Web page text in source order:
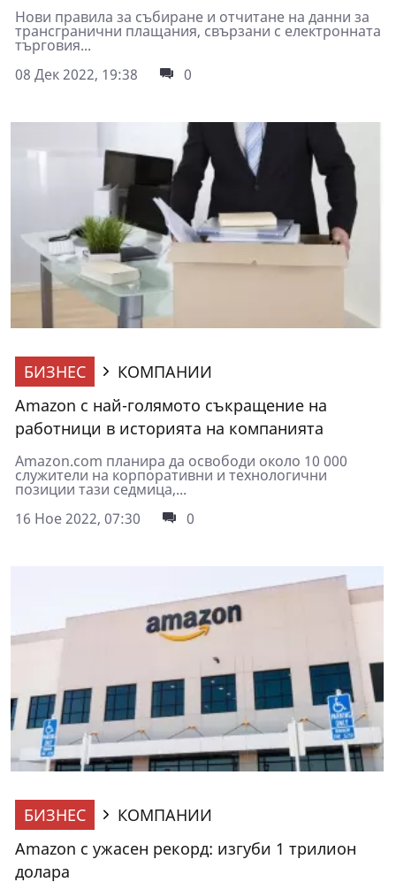
Нови правила за събиране и отчитане на данни за
трансгранични плащания, свързани с електронната
търговия...
08 Дек 2022, 19:38
0
БИЗНЕС
КОМПАНИИ
Amazon с най-голямото съкращение на
работници в историята на компанията
Amazon.com планира да освободи около 10 000
служители на корпоративни и технологични
позиции тази седмица,...
16 Ное 2022, 07:30
0
БИЗНЕС
КОМПАНИИ
Amazon с ужасен рекорд: изгуби 1 трилион
долара